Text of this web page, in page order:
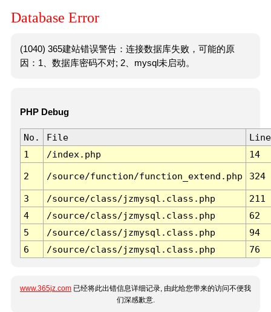
Database Error
(1040) 365建站错误警告：连接数据库失败，可能的原
因：1、数据库密码不对; 2、mysql未启动。
PHP Debug
No. File
Line
1
/index.php 14
2 /source/function/function_extend.php 324
3 /source/class/jzmysql.class.php
211
4
/source/class/jzmysql.class.php
62
5
/source/class/jzmysql.class.php
94
6
/source/class/jzmysql.class.php 76
www.365jz.com 已经将此出错信息详细记录, 由此给您带来的访问不便我
们深感歉意.